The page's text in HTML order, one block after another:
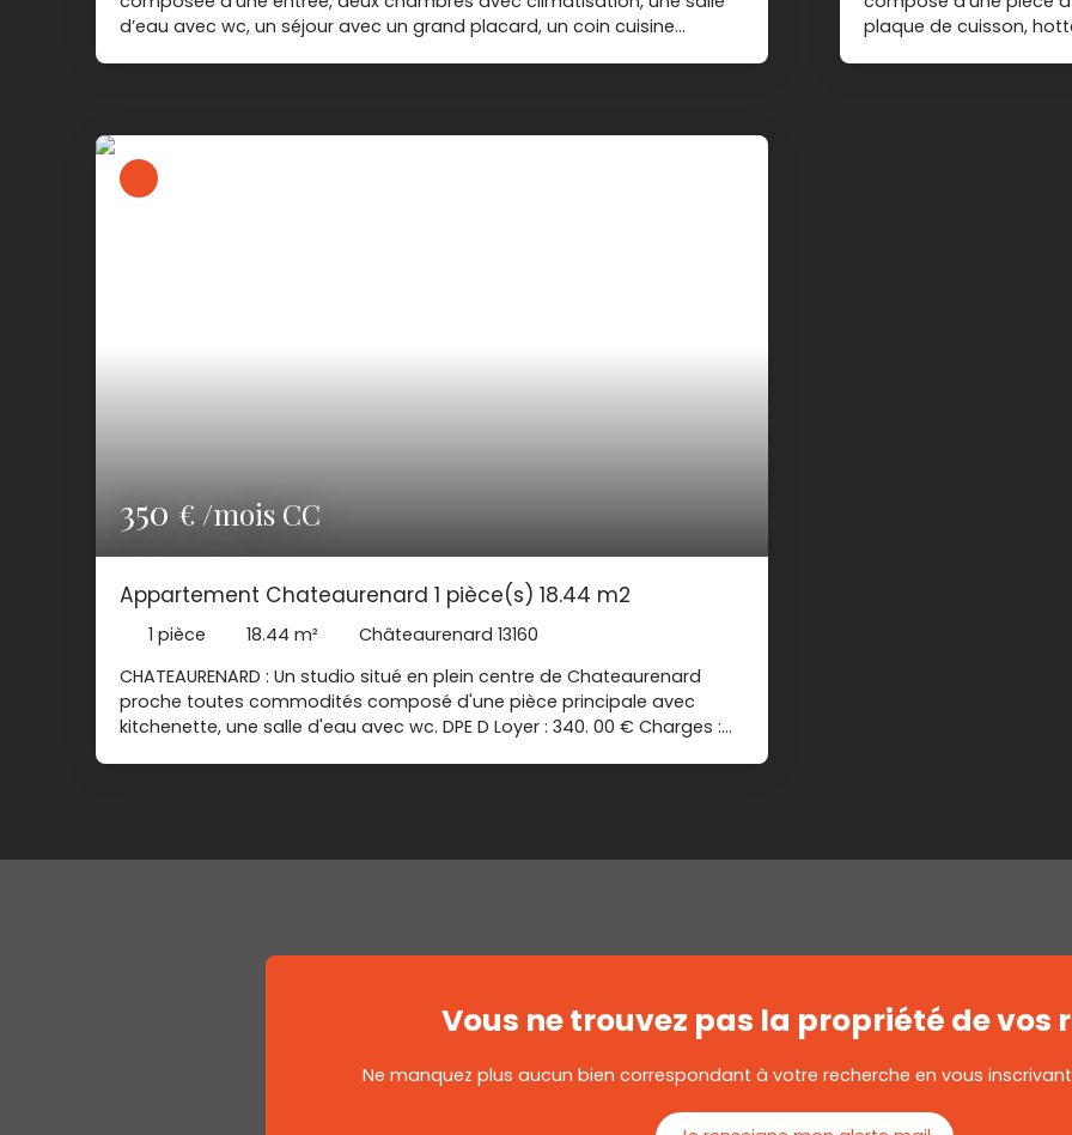
d’eau avec wc, un séjour avec un grand placard, un coin cuisine
votre logement et pour une utilisation standard sur 5 usages
(chauffage, eau chaude sanitaire, climatisation, éclairage, auxiliaires),
plaque de cuisson,
350€ /mois CC
Appartement Chateaurenard 1 pièce(s) 18.44 m2
1 pièce 18.44 m²
Châteaurenard 13160
CHATEAURENARD : Un studio situé en plein centre de Chateaurenard
proche toutes commodités composé d'une pièce principale avec
kitchenette, une salle d'eau avec wc. DPE D Loyer : 340. 00 € Charges :
Vous ne trouvez pas la propriété de vos
Ne manquez plus aucun bien correspondant à votre recherche en vous